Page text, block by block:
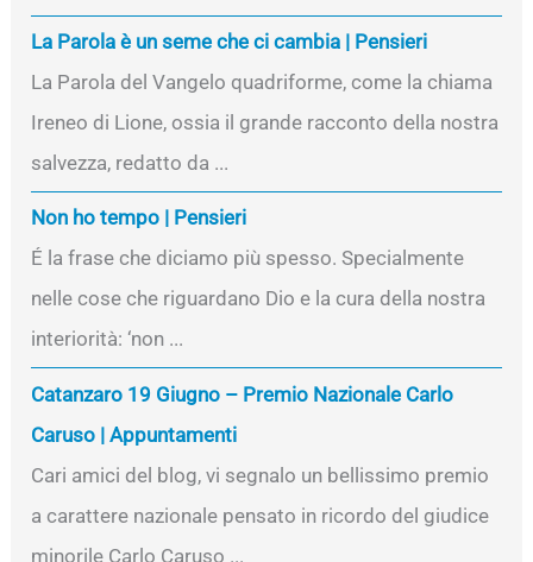
La Parola è un seme che ci cambia | Pensieri
La Parola del Vangelo quadriforme, come la chiama
Ireneo di Lione, ossia il grande racconto della nostra
salvezza, redatto da ...
Non ho tempo | Pensieri
É la frase che diciamo più spesso. Specialmente
nelle cose che riguardano Dio e la cura della nostra
interiorità: ‘non ...
Catanzaro 19 Giugno – Premio Nazionale Carlo
Caruso | Appuntamenti
Cari amici del blog, vi segnalo un bellissimo premio
a carattere nazionale pensato in ricordo del giudice
minorile Carlo Caruso ...